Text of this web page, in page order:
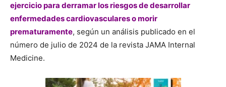
ejercicio para derramar los riesgos de desarrollar
enfermedades cardiovasculares o morir
prematuramente, según un análisis publicado en el
número de julio de 2024 de la revista JAMA Internal
Medicine.